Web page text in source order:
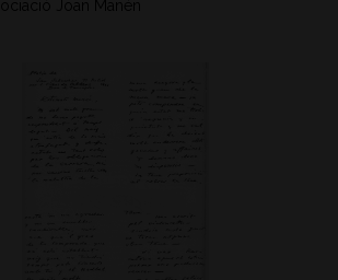
Joan Manén